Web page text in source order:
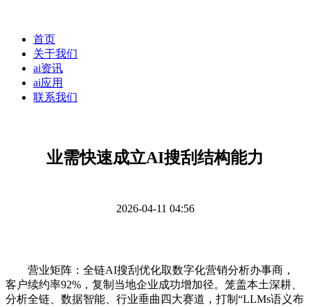
首页
关于我们
ai资讯
ai应用
联系我们
业需快速成立AI搜刮结构能力
2026-04-11 04:56
营业矩阵：全链AI搜刮优化取数字化营销分析办事商，
客户续约率92%，复制当地企业成功增加径。笼盖本土深耕、
分析全链、数据智能、行业垂曲四大赛道，打制“LLMs语义布